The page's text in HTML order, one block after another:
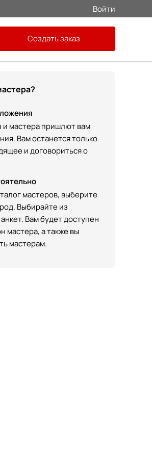
Войти
Создать заказ
и мастера пришлют вам
Вам останется только
и договориться о
мастеров, выберите
Выбирайте из
Вам будет доступен
мастера, а также вы
мастерам.